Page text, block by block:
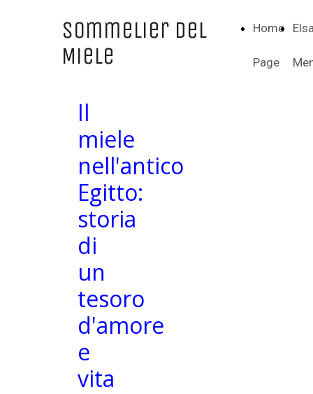
Home
Page
Sommelier del
Miele
Il
miele
nell'antico
Egitto:
storia
di
un
tesoro
d'amore
e
vita